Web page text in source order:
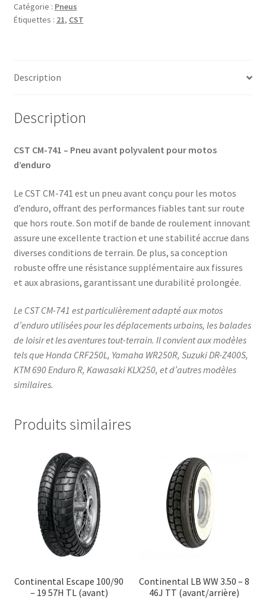
90/90
-
(avant)
Catégorie : Pneus
Étiquettes : 21, CST
Description
Description
CST CM-741 – Pneu avant polyvalent pour motos
d’enduro
Le CST CM-741 est un pneu avant conçu pour les motos
d’enduro, offrant des performances fiables tant sur route
que hors route. Son motif de bande de roulement innovant
assure une excellente traction et une stabilité accrue dans
diverses conditions de terrain. De plus, sa conception
robuste offre une résistance supplémentaire aux fissures
et aux abrasions, garantissant une durabilité prolongée.
Le CST CM-741 est particulièrement adapté aux motos
d’enduro utilisées pour les déplacements urbains, les balades
de loisir et les aventures tout-terrain. Il convient aux modèles
tels que Honda CRF250L, Yamaha WR250R, Suzuki DR-Z400S,
KTM 690 Enduro R, Kawasaki KLX250, et d’autres modèles
similaires.
Produits similaires
Continental Escape 100/90
– 19 57H TL (avant)
Continental LB WW 3.50 – 8
46J TT (avant/arrière)